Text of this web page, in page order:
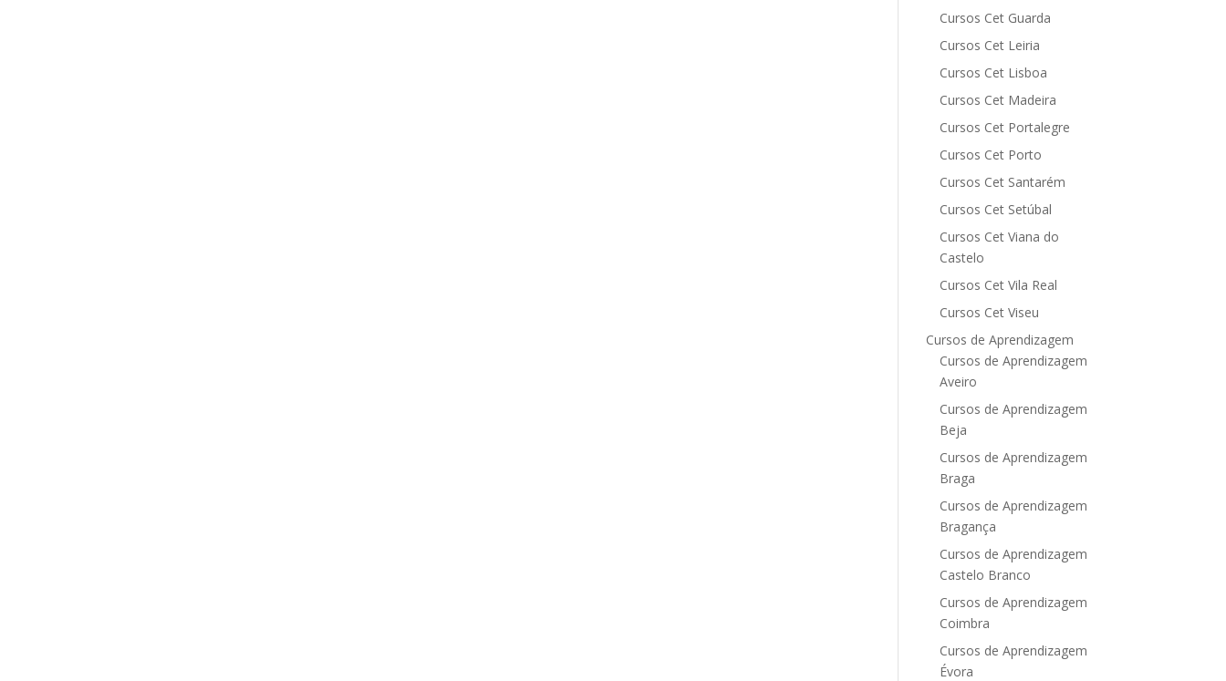
Cursos Cet Guarda
Cursos Cet Leiria
Cursos Cet Lisboa
Cursos Cet Madeira
Cursos Cet Portalegre
Cursos Cet Porto
Cursos Cet Santarém
Cursos Cet Setúbal
Cursos Cet Viana do
Castelo
Cursos Cet Vila Real
Cursos Cet Viseu
Cursos de Aprendizagem
Cursos de Aprendizagem
Aveiro
Cursos de Aprendizagem
Beja
Cursos de Aprendizagem
Braga
Cursos de Aprendizagem
Bragança
Cursos de Aprendizagem
Castelo Branco
Cursos de Aprendizagem
Coimbra
Cursos de Aprendizagem
Évora